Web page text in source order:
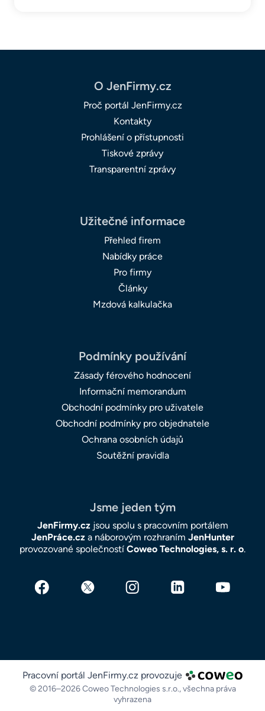
O JenFirmy.cz
Proč portál JenFirmy.cz
Kontakty
Prohlášení o přístupnosti
Tiskové zprávy
Transparentní zprávy
Užitečné informace
Přehled firem
Nabídky práce
Pro firmy
Články
Mzdová kalkulačka
Podmínky používání
Zásady férového hodnocení
Informační memorandum
Obchodní podmínky pro uživatele
Obchodní podmínky pro objednatele
Ochrana osobních údajů
Soutěžní pravidla
Jsme jeden tým
JenFirmy.czjsou spolu s pracovním portálem
JenPráce.cza náborovým rozhraním JenHunter
provozované společností Coweo Technologies, s. r. o.
Pracovní portál JenFirmy.cz provozuje
© 2016–2026 Coweo Technologies s.r.o.,všechna práva
vyhrazena